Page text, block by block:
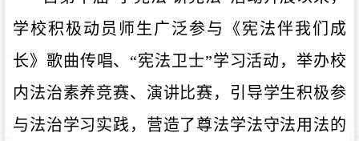
学校积极动员师生广泛参与《宪法伴我们成
长》歌曲传唱、“宪法卫士”学习活动，举办校
内法治素养竞赛、演讲比赛，引导学生积极参
与法治学习实践，营造了尊法学法守法用法的